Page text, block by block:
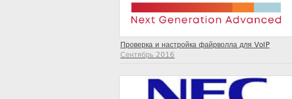
Проверка и настройка файрволла для VoIP
Сентябрь 2016